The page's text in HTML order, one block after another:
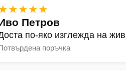
Петров
по-яко изглежда на
поръчка